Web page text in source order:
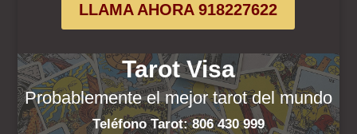
LLAMA AHORA 918227622
Tarot Visa
Probablemente el mejor tarot del mundo
Teléfono Tarot: 806 430 999